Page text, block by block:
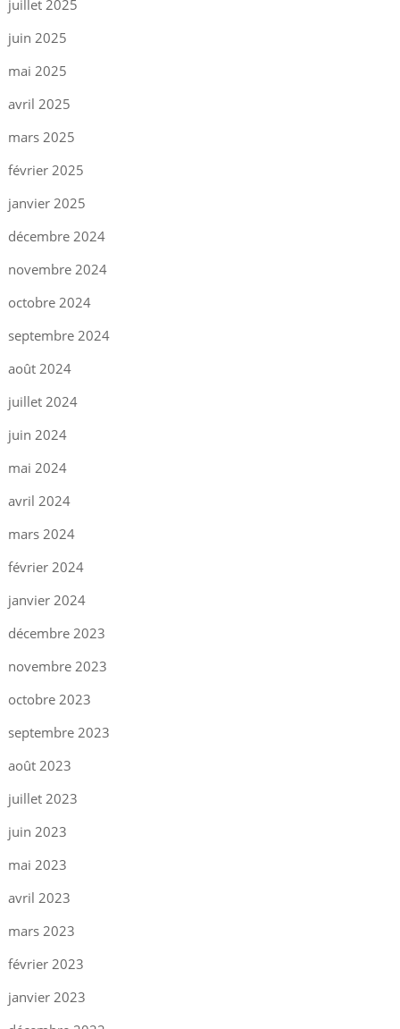
juillet 2025
juin 2025
mai 2025
avril 2025
mars 2025
février 2025
janvier 2025
décembre 2024
novembre 2024
octobre 2024
septembre 2024
août 2024
juillet 2024
juin 2024
mai 2024
avril 2024
mars 2024
février 2024
janvier 2024
décembre 2023
novembre 2023
octobre 2023
septembre 2023
août 2023
juillet 2023
juin 2023
mai 2023
avril 2023
mars 2023
février 2023
janvier 2023